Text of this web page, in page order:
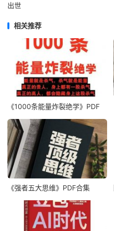
出世
相关推荐
《1000‮能条‬‎量‮裂炸‬‎绝学》PDF
《强者五大思维》PDF合集